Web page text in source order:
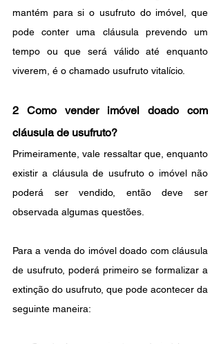
mantém para si o usufruto do imóvel, que
pode conter uma cláusula prevendo um
tempo ou que será válido até enquanto
viverem, é o chamado usufruto vitalício.
2 Como vender imóvel doado com
cláusula de usufruto?
Primeiramente, vale ressaltar que, enquanto
existir a cláusula de usufruto o imóvel não
poderá ser vendido, então deve ser
observada algumas questões.
Para a venda do imóvel doado com cláusula
de usufruto, poderá primeiro se formalizar a
extinção do usufruto, que pode acontecer da
seguinte maneira: